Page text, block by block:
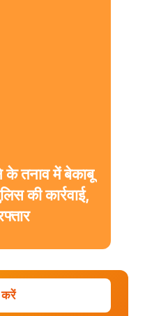
के तनाव में बेकाबू
की कार्रवाई,
करें